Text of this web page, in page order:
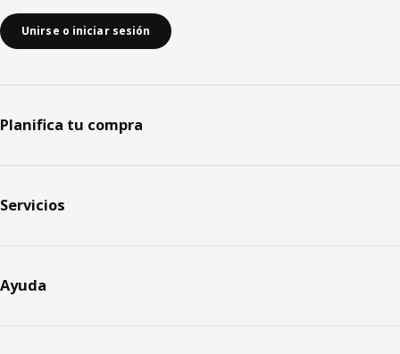
Unirse o iniciar sesión
Planifica tu compra
Servicios
Ayuda